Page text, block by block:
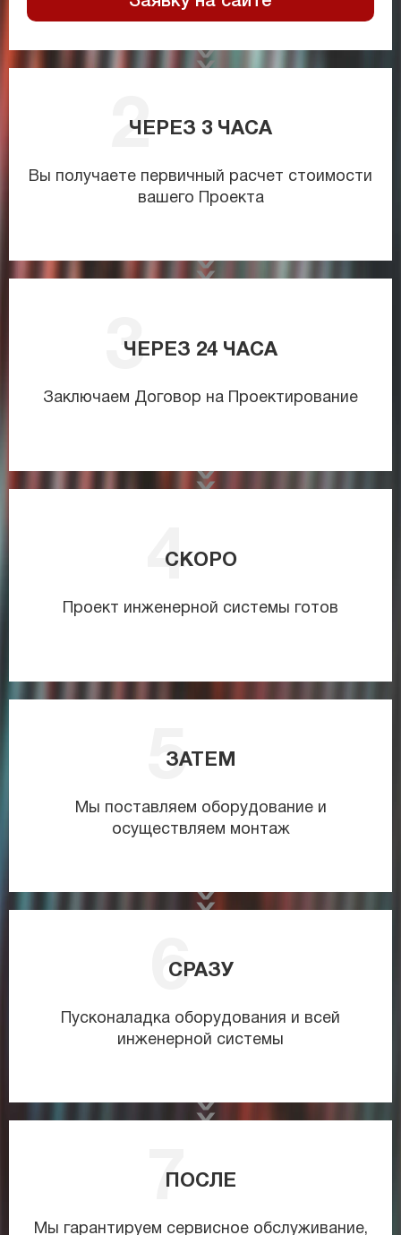
ЧЕРЕЗ 3 ЧАСА
Вы получаете первичный расчет стоимости
вашего Проекта
ЧЕРЕЗ 24 ЧАСА
Заключаем Договор на Проектирование
СКОРО
Проект инженерной системы готов
ЗАТЕМ
Мы поставляем оборудование и
осуществляем монтаж
СРАЗУ
Пусконаладка оборудования и всей
инженерной системы
ПОСЛЕ
Мы гарантируем сервисное обслуживание,